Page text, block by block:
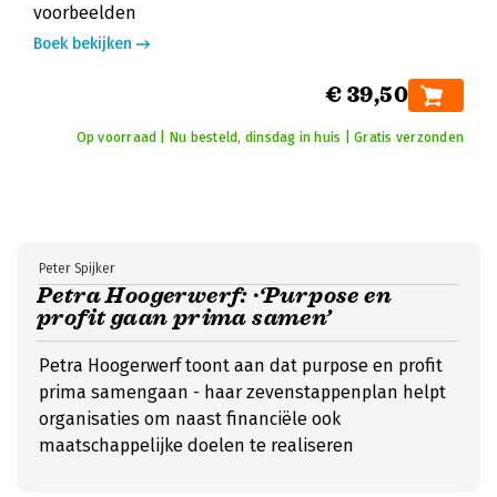
voorbeelden
Boek bekijken
€ 39,50
Op voorraad | Nu besteld, dinsdag in huis | Gratis verzonden
Petra Hoogerwerf: ·‘Purpose en
profit gaan prima samen’
Peter Spijker
Petra Hoogerwerf toont aan dat purpose en profit
prima samengaan - haar zevenstappenplan helpt
organisaties om naast financiële ook
maatschappelijke doelen te realiseren